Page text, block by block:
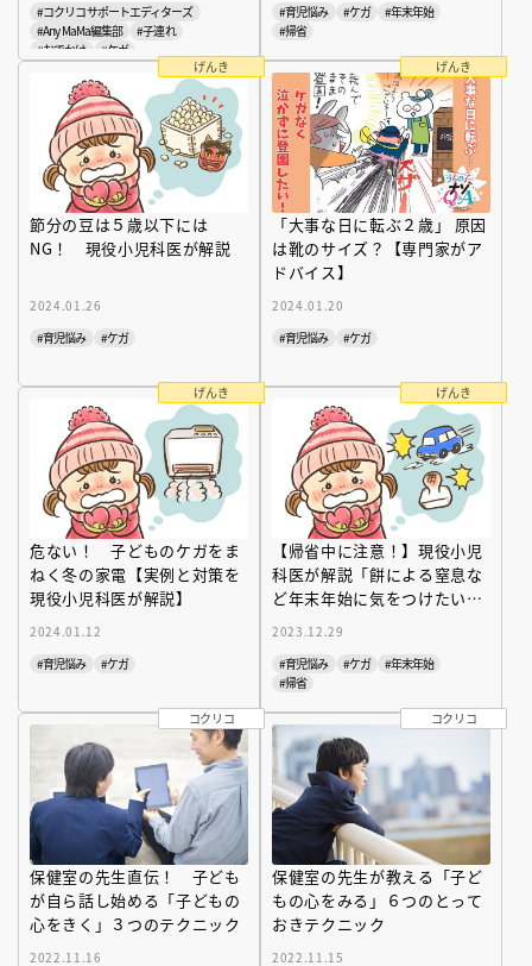
#コクリコサポートエディターズ
#Any MaMa編集部
#子連れ
#おでかけ
#ケガ
#育児悩み
#ケガ
#年末年始
#帰省
げんき
節分の豆は５歳以下には
NG！ 現役小児科医が解説
2024.01.26
#育児悩み
#ケガ
げんき
「大事な日に転ぶ２歳」 原因
は靴のサイズ？【専門家がア
ドバイス】
2024.01.20
#育児悩み
#ケガ
げんき
危ない！ 子どものケガをま
ねく冬の家電【実例と対策を
現役小児科医が解説】
2024.01.12
#育児悩み
#ケガ
げんき
【帰省中に注意！】現役小児
科医が解説「餅による窒息な
ど年末年始に気をつけたい子
どもの事故」
2023.12.29
#育児悩み
#ケガ
#年末年始
#帰省
コクリコ
保健室の先生直伝！ 子ども
が自ら話し始める「子どもの
心をきく」３つのテクニック
2022.11.16
コクリコ
保健室の先生が教える「子ど
もの心をみる」６つのとって
おきテクニック
2022.11.15